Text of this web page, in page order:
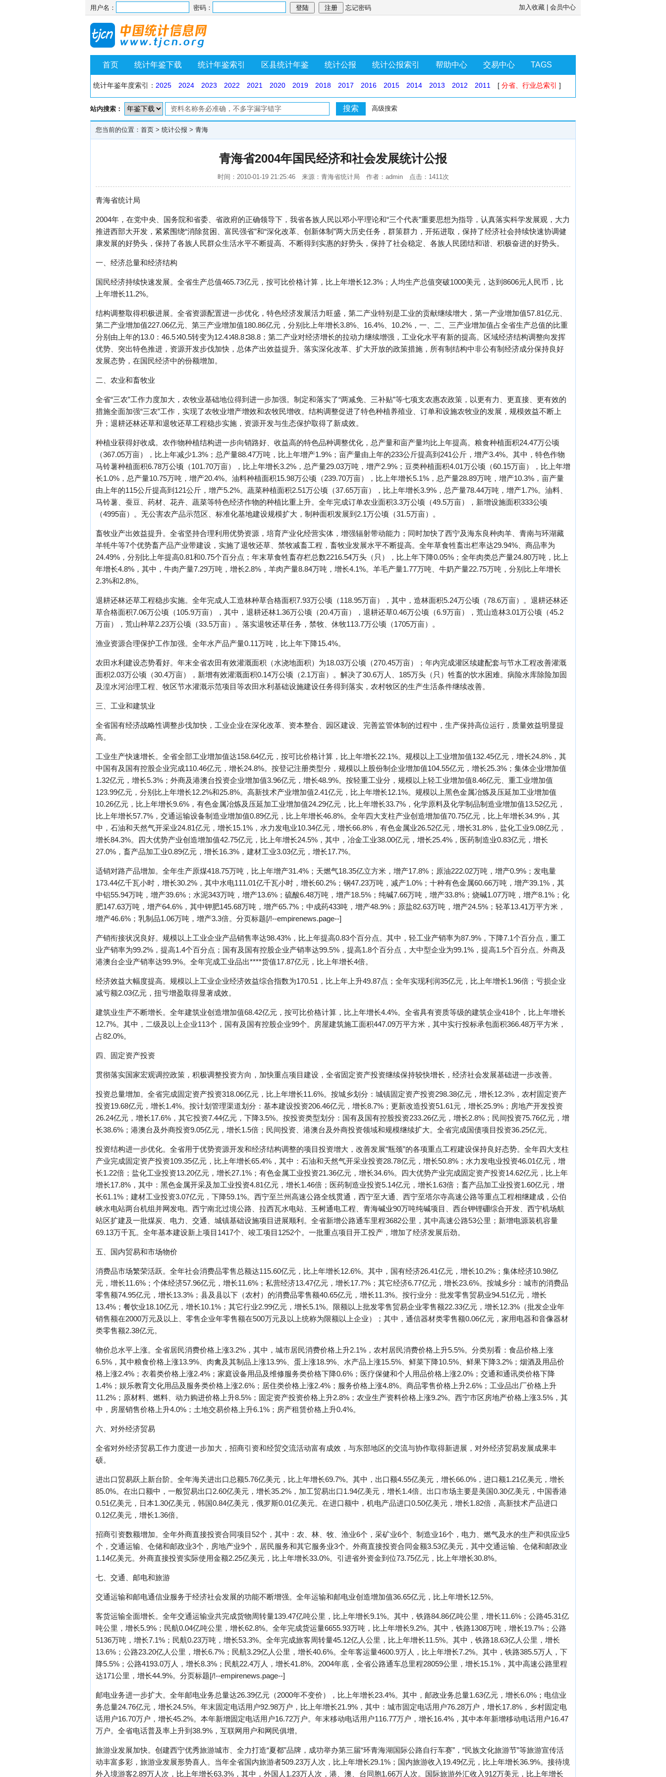
用户名： 密码： 忘记密码 加入收藏 会员中心
首页 统计年鉴下载 统计年鉴索引 区县统计年鉴 统计公报 统计公报索引 帮助中心 交易中心 TAGS
统计年鉴年度索引： 2025 2024 2023 2022 2021 2020 2019 2018 2017 2016 2015 2014 2013 2012 2011 [ 分省、行业总索引 ]
站内搜索： 高级搜索
您当前的位置： 首页 > 统计公报 > 青海
青海省2004年国民经济和社会发展统计公报
时间：2010-01-19 21:25:46 来源：青海省统计局 作者：admin 点击：1411次
青海省统计局
2004年，在党中央、国务院和省委、省政府的正确领导下，我省各族人民以邓小平理论和“三个代表”重要思想为指导，认真落实科学发展观，大力
推进西部大开发，紧紧围绕“消除贫困、富民强省”和“深化改革、创新体制”两大历史任务，群策群力，开拓进取，保持了经济社会持续快速协调健
康发展的好势头，保持了各族人民群众生活水平不断提高、不断得到实惠的好势头，保持了社会稳定、各族人民团结和谐、积极奋进的好势头。
一、经济总量和经济结构
国民经济持续快速发展。全省生产总值465.73亿元，按可比价格计算，比上年增长12.3%；人均生产总值突破1000美元，达到8606元人民币，比
上年增长11.2%。
结构调整取得积极进展。全省资源配置进一步优化，特色经济发展活力旺盛，第二产业特别是工业的贡献继续增大，第一产业增加值57.81亿元、
第二产业增加值227.06亿元、第三产业增加值180.86亿元，分别比上年增长3.8%、16.4%、10.2%，一、二、三产业增加值占全省生产总值的比重
分别由上年的13.0：46.5∶40.5转变为12.4∶48.8∶38.8；第二产业对经济增长的拉动力继续增强，工业化水平有新的提高。区域经济结构调整向发挥
优势、突出特色推进，资源开发步伐加快，总体产出效益提升。落实深化改革、扩大开放的政策措施，所有制结构中非公有制经济成分保持良好
发展态势，在国民经济中的份额增加。
二、农业和畜牧业
全省“三农”工作力度加大，农牧业基础地位得到进一步加强。制定和落实了“两减免、三补贴”等七项支农惠农政策，以更有力、更直接、更有效的
措施全面加强“三农”工作，实现了农牧业增产增效和农牧民增收。结构调整促进了特色种植养殖业、订单和设施农牧业的发展，规模效益不断上
升；退耕还林还草和退牧还草工程稳步实施，资源开发与生态保护取得了新成效。
种植业获得好收成。农作物种植结构进一步向销路好、收益高的特色品种调整优化，总产量和亩产量均比上年提高。粮食种植面积24.47万公顷
（367.05万亩），比上年减少1.3%；总产量88.47万吨，比上年增产1.9%；亩产量由上年的233公斤提高到241公斤，增产3.4%。其中，特色作物
马铃薯种植面积6.78万公顷（101.70万亩），比上年增长3.2%，总产量29.03万吨，增产2.9%；豆类种植面积4.01万公顷（60.15万亩），比上年增
长1.0%，总产量10.75万吨，增产20.4%。油料种植面积15.98万公顷（239.70万亩），比上年增长5.1%，总产量28.89万吨，增产10.3%，亩产量
由上年的115公斤提高到121公斤，增产5.2%。蔬菜种植面积2.51万公顷（37.65万亩），比上年增长3.9%，总产量78.44万吨，增产1.7%。油料、
马铃薯、蚕豆、药材、花卉、蔬菜等特色经济作物的种植比重上升。全年完成订单农业面积3.3万公顷（49.5万亩），新增设施面积333公顷
（4995亩）。无公害农产品示范区、标准化基地建设规模扩大，制种面积发展到2.1万公顷（31.5万亩）。
畜牧业产出效益提升。全省坚持合理利用优势资源，培育产业化经营实体，增强辐射带动能力；同时加快了西宁及海东良种肉羊、青南与环湖藏
羊牦牛等7个优势畜产品产业带建设，实施了退牧还草、禁牧减畜工程，畜牧业发展水平不断提高。全年草食牲畜出栏率达29.94%、商品率为
24.49%，分别比上年提高0.81和0.75个百分点；年末草食牲畜存栏总数2216.54万头（只），比上年下降0.05%；全年肉类总产量24.80万吨，比上
年增长4.8%，其中，牛肉产量7.29万吨，增长2.8%，羊肉产量8.84万吨，增长4.1%。羊毛产量1.77万吨、牛奶产量22.75万吨，分别比上年增长
2.3%和2.8%。
退耕还林还草工程稳步实施。全年完成人工造林种草合格面积7.93万公顷（118.95万亩），其中，造林面积5.24万公顷（78.6万亩）。退耕还林还
草合格面积7.06万公顷（105.9万亩），其中，退耕还林1.36万公顷（20.4万亩），退耕还草0.46万公顷（6.9万亩），荒山造林3.01万公顷（45.2
万亩），荒山种草2.23万公顷（33.5万亩）。落实退牧还草任务，禁牧、休牧113.7万公顷（1705万亩）。
渔业资源合理保护工作加强。全年水产品产量0.11万吨，比上年下降15.4%。
农田水利建设态势看好。年末全省农田有效灌溉面积（水浇地面积）为18.03万公顷（270.45万亩）；年内完成灌区续建配套与节水工程改善灌溉
面积2.03万公顷（30.4万亩），新增有效灌溉面积0.14万公顷（2.1万亩）。解决了30.6万人、185万头（只）牲畜的饮水困难。病险水库除险加固
及湟水河治理工程、牧区节水灌溉示范项目等农田水利基础设施建设任务得到落实，农村牧区的生产生活条件继续改善。
三、工业和建筑业
全省国有经济战略性调整步伐加快，工业企业在深化改革、资本整合、园区建设、完善监管体制的过程中，生产保持高位运行，质量效益明显提
高。
工业生产快速增长。全省全部工业增加值达158.64亿元，按可比价格计算，比上年增长22.1%。规模以上工业增加值132.45亿元，增长24.8%，其
中国有及国有控股企业完成110.46亿元，增长24.8%。按登记注册类型分，规模以上股份制企业增加值104.55亿元，增长25.3%；集体企业增加值
1.32亿元，增长5.3%；外商及港澳台投资企业增加值3.96亿元，增长48.9%。按轻重工业分，规模以上轻工业增加值8.46亿元、重工业增加值
123.99亿元，分别比上年增长12.2%和25.8%。高新技术产业增加值2.41亿元，比上年增长12.1%。规模以上黑色金属冶炼及压延加工业增加值
10.26亿元，比上年增长9.6%，有色金属冶炼及压延加工业增加值24.29亿元，比上年增长33.7%，化学原料及化学制品制造业增加值13.52亿元，
比上年增长57.7%，交通运输设备制造业增加值0.89亿元，比上年增长46.8%。全年四大支柱产业创造增加值70.75亿元，比上年增长34.9%，其
中，石油和天然气开采业24.81亿元，增长15.1%，水力发电业10.34亿元，增长66.8%，有色金属业26.52亿元，增长31.8%，盐化工业9.08亿元，
增长84.3%。四大优势产业创造增加值42.75亿元，比上年增长24.5%，其中，冶金工业38.00亿元，增长25.4%，医药制造业0.83亿元，增长
27.0%，畜产品加工业0.89亿元，增长16.3%，建材工业3.03亿元，增长17.7%。
适销对路产品增加。全年生产原煤418.75万吨，比上年增产31.4%；天燃气18.35亿立方米，增产17.8%；原油222.02万吨，增产0.9%；发电量
173.44亿千瓦小时，增长30.2%，其中水电111.01亿千瓦小时，增长60.2%；钢47.23万吨，减产1.0%；十种有色金属60.66万吨，增产39.1%，其
中铝55.94万吨，增产39.6%；水泥343万吨，增产13.6%；硫酸6.48万吨，增产18.5%；纯碱7.66万吨，增产33.8%；烧碱1.07万吨，增产8.1%；化
肥147.63万吨，增产64.6%，其中钾肥145.68万吨，增产65.7%；中成药433吨，增产48.9%；原盐82.63万吨，增产24.5%；轻革13.41万平方米，
增产46.6%；乳制品1.06万吨，增产3.3倍。分页标题[/!--empirenews.page--]
产销衔接状况良好。规模以上工业企业产品销售率达98.43%，比上年提高0.83个百分点。其中，轻工业产销率为87.9%，下降7.1个百分点，重工
业产销率为99.2%，提高1.4个百分点；国有及国有控股企业产销率达99.5%，提高1.8个百分点，大中型企业为99.1%，提高1.5个百分点。外商及
港澳台企业产销率达99.9%。全年完成工业品出****货值17.87亿元，比上年增长4倍。
经济效益大幅度提高。规模以上工业企业经济效益综合指数为170.51，比上年上升49.87点；全年实现利润35亿元，比上年增长1.96倍；亏损企业
减亏额2.03亿元，扭亏增盈取得显著成效。
建筑业生产不断增长。全年建筑业创造增加值68.42亿元，按可比价格计算，比上年增长4.4%。全省具有资质等级的建筑企业418个，比上年增长
12.7%。其中，二级及以上企业113个，国有及国有控股企业99个。房屋建筑施工面积447.09万平方米，其中实行投标承包面积366.48万平方米，
占82.0%。
四、固定资产投资
贯彻落实国家宏观调控政策，积极调整投资方向，加快重点项目建设，全省固定资产投资继续保持较快增长，经济社会发展基础进一步改善。
投资总量增加。全省完成固定资产投资318.06亿元，比上年增长11.6%。按城乡划分：城镇固定资产投资298.38亿元，增长12.3%，农村固定资产
投资19.68亿元，增长1.4%。按计划管理渠道划分：基本建设投资206.46亿元，增长8.7%；更新改造投资51.61元，增长25.9%；房地产开发投资
26.24亿元，增长17.6%，其它投资7.44亿元，下降3.5%。按投资类型划分：国有及国有控股投资233.26亿元，增长2.8%；民间投资75.76亿元，增
长38.6%；港澳台及外商投资9.05亿元，增长1.5倍；民间投资、港澳台及外商投资领域和规模继续扩大。全省完成国债项目投资36.25亿元。
投资结构进一步优化。全省用于优势资源开发和经济结构调整的项目投资增大，改善发展“瓶颈”的各项重点工程建设保持良好态势。全年四大支柱
产业完成固定资产投资109.35亿元，比上年增长65.4%，其中：石油和天然气开采业投资28.78亿元，增长50.8%；水力发电业投资46.01亿元，增
长1.22倍；盐化工业投资13.20亿元，增长27.1%；有色金属工业投资21.36亿元，增长34.6%。四大优势产业完成固定资产投资14.62亿元，比上年
增长17.8%，其中：黑色金属开采及加工业投资4.81亿元，增长1.46倍；医药制造业投资5.14亿元，增长1.63倍；畜产品加工业投资1.60亿元，增
长61.1%；建材工业投资3.07亿元，下降59.1%。西宁至兰州高速公路全线贯通，西宁至大通、西宁至塔尔寺高速公路等重点工程相继建成，公伯
峡水电站两台机组并网发电。西宁南北过境公路、拉西瓦水电站、玉树通电工程、青海碱业90万吨纯碱项目、西台钾锂硼综合开发、西宁机场航
站区扩建及一批煤炭、电力、交通、城镇基础设施项目进展顺利。全省新增公路通车里程3682公里，其中高速公路53公里；新增电源装机容量
69.13万千瓦。全年基本建设新上项目1417个、竣工项目1252个。一批重点项目开工投产，增加了经济发展后劲。
五、国内贸易和市场物价
消费品市场繁荣活跃。全年社会消费品零售总额达115.60亿元，比上年增长12.6%。其中，国有经济26.41亿元，增长10.2%；集体经济10.98亿
元，增长11.6%；个体经济57.96亿元，增长11.6%；私营经济13.47亿元，增长17.7%；其它经济6.77亿元，增长23.6%。按城乡分：城市的消费品
零售额74.95亿元，增长13.3%；县及县以下（农村）的消费品零售额40.65亿元，增长11.3%。按行业分：批发零售贸易业94.51亿元，增长
13.4%；餐饮业18.10亿元，增长10.1%；其它行业2.99亿元，增长5.1%。限额以上批发零售贸易企业零售额22.33亿元，增长12.3%（批发企业年
销售额在2000万元及以上、零售企业年零售额在500万元及以上统称为限额以上企业）；其中，通信器材类零售额0.06亿元，家用电器和音像器材
类零售额2.38亿元。
物价总水平上涨。全省居民消费价格上涨3.2%，其中，城市居民消费价格上升2.1%，农村居民消费价格上升5.5%。分类别看：食品价格上涨
6.5%，其中粮食价格上涨13.9%、肉禽及其制品上涨13.9%、蛋上涨18.9%、水产品上涨15.5%、鲜菜下降10.5%、鲜果下降3.2%；烟酒及用品价
格上涨2.4%；衣着类价格上涨2.4%；家庭设备用品及维修服务类价格下降0.6%；医疗保健和个人用品价格上涨2.0%；交通和通讯类价格下降
1.4%；娱乐教育文化用品及服务类价格上涨2.6%；居住类价格上涨2.4%；服务价格上涨4.8%。商品零售价格上升2.6%；工业品出厂价格上升
11.2%；原材料、燃料、动力购进价格上升8.5%；固定资产投资价格上升2.8%；农业生产资料价格上涨9.2%。西宁市区房地产价格上涨3.5%，其
中，房屋销售价格上升4.0%；土地交易价格上升6.1%；房产租赁价格上升0.4%。
六、对外经济贸易
全省对外经济贸易工作力度进一步加大，招商引资和经贸交流活动富有成效，与东部地区的交流与协作取得新进展，对外经济贸易发展成果丰
硕。
进出口贸易跃上新台阶。全年海关进出口总额5.76亿美元，比上年增长69.7%。其中，出口额4.55亿美元，增长66.0%，进口额1.21亿美元，增长
85.0%。在出口额中，一般贸易出口2.60亿美元，增长35.2%，加工贸易出口1.94亿美元，增长1.4倍。出口市场主要是美国0.30亿美元，中国香港
0.51亿美元，日本1.30亿美元，韩国0.84亿美元，俄罗斯0.01亿美元。在进口额中，机电产品进口0.50亿美元，增长1.82倍，高新技术产品进口
0.12亿美元，增长1.36倍。
招商引资数额增加。全年外商直接投资合同项目52个，其中：农、林、牧、渔业6个，采矿业6个、制造业16个，电力、燃气及水的生产和供应业5
个，交通运输、仓储和邮政业3个，房地产业9个，居民服务和其它服务业3个。外商直接投资合同金额3.53亿美元，其中交通运输、仓储和邮政业
1.14亿美元。外商直接投资实际使用金额2.25亿美元，比上年增长33.0%。引进省外资金到位73.75亿元，比上年增长30.8%。
七、交通、邮电和旅游
交通运输和邮电通信业服务于经济社会发展的功能不断增强。全年运输和邮电业创造增加值36.65亿元，比上年增长12.5%。
客货运输全面增长。全年交通运输业共完成货物周转量139.47亿吨公里，比上年增长9.1%。其中，铁路84.86亿吨公里，增长11.6%；公路45.31亿
吨公里，增长5.9%；民航0.04亿吨公里，增长62.8%。全年完成货运量6655.93万吨，比上年增长9.2%。其中，铁路1308万吨，增长19.7%；公路
5136万吨，增长7.1%；民航0.23万吨，增长53.3%。全年完成旅客周转量45.12亿人公里，比上年增长11.5%。其中，铁路18.63亿人公里，增长
13.6%；公路23.20亿人公里，增长6.7%；民航3.29亿人公里，增长40.6%。全年客运量4600.9万人，比上年增长7.2%。其中，铁路385.5万人，下
降5.5%；公路4193.0万人，增长8.3%；民航22.4万人，增长41.8%。2004年底，全省公路通车总里程28059公里，增长15.1%，其中高速公路里程
达171公里，增长44.9%。分页标题[/!--empirenews.page--]
邮电业务进一步扩大。全年邮电业务总量达26.39亿元（2000年不变价），比上年增长23.4%。其中，邮政业务总量1.63亿元，增长6.0%；电信业
务总量24.76亿元，增长24.5%。年末固定电话用户92.98万户，比上年增长21.9%，其中：城市固定电话用户76.28万户，增长17.8%，乡村固定电
话用户16.70万户，增长45.2%。本年新增固定电话用户16.72万户。年末移动电话用户116.77万户，增长16.4%，其中本年新增移动电话用户16.47
万户。全省电话普及率上升到38.9%，互联网用户和网民俱增。
旅游业发展加快。创建西宁优秀旅游城市、全力打造“夏都”品牌，成功举办第三届“环青海湖国际公路自行车赛”，“民族文化旅游节”等旅游宣传活
动丰富多彩，旅游业发展形势喜人。当年全省国内旅游者509.23万人次，比上年增长29.1%；国内旅游收入19.49亿元，比上年增长36.9%。接待境
外入境游客2.89万人次，比上年增长63.3%，其中，外国人1.23万人次，港、澳、台同胞1.66万人次。国际旅游外汇收入912万美元，比上年增长